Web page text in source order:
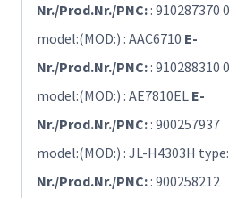
Nr./Prod.Nr./PNC:: 910287370
model:(MOD:) : AAC6710 E-
Nr./Prod.Nr./PNC:: 910288310
model:(MOD:) : AE7810EL E-
Nr./Prod.Nr./PNC:: 900257937
model:(MOD:) : JL-H4303H
Nr./Prod.Nr./PNC:: 900258212